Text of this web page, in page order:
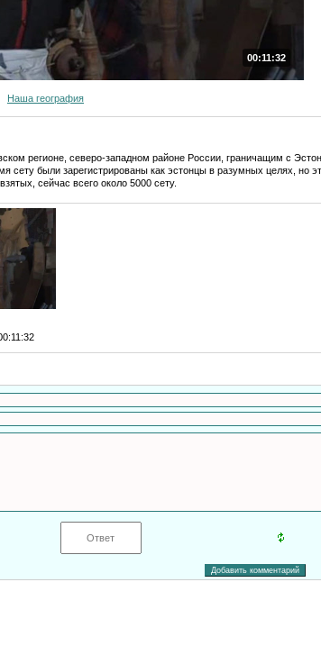
00:11:32
Наша география
регионе, северо-западном районе России, граничащим с
сету были зарегистрированы как эстонцы в разумных целях, но
сейчас всего около 5000 сету.